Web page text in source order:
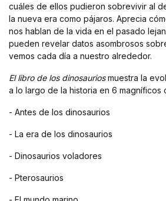
cuáles de ellos pudieron sobrevivir al
la nueva era como pájaros. Aprecia
nos hablan de la vida en el pasado
pueden revelar datos asombrosos
vemos cada día a nuestro alrededor.
El libro de los dinosauriosmuestra la
a lo largo de la historia en 6 magníficos
- Antes de los dinosaurios
- La era de los dinosaurios
- Dinosaurios voladores
- Pterosaurios